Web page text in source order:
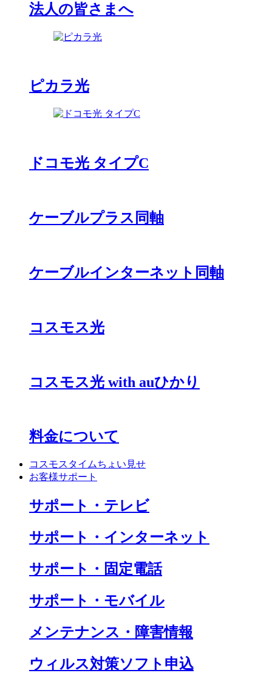
法人の皆さまへ
ピカラ光
ドコモ光 タイプC
ケーブルプラス同軸
ケーブルインターネット同軸
コスモス光
コスモス光 with auひかり
料金について
コスモスタイムちょい見せ
お客様サポート
サポート・テレビ
サポート・インターネット
サポート・固定電話
サポート・モバイル
メンテナンス・障害情報
ウィルス対策ソフト申込